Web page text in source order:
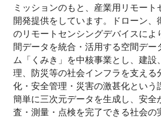
ミッションのもと、産業用リモー
開発提供をしています。ドローン、
のリモートセンシングデバイスによ
間データを統合・活用する空間デー
ム「くみき」を中核事業とし、建設
理、防災等の社会インフラを支える
化・安全管理・災害の激甚化という
簡単に三次元データを生成し、安全
査・測量・点検を完了できる社会の